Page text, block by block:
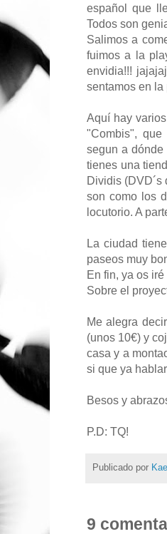
español que
Todos son
Salimos a
fuimos a la
envidia!!!
sentamos en la
Aquí hay
"Combis",
segun a
tienes una
Dividis (DVD´s
son como los
locutorio. A
La ciudad
paseos muy
En fin, ya os
Sobre el
Me alegra
(unos 10€) y
casa y a
si que ya
Besos y
P.D: TQ!
Publicado por
9